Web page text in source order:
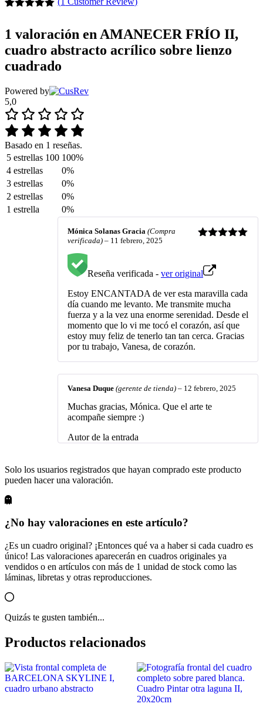
5 en base
valoración
de un
cliente
1 valoración en AMANECER FRÍO II,
cuadro abstracto acrílico sobre lienzo
cuadrado
Powered by
5,0
Basado en 1 reseñas.
5 estrellas 100 100%
4 estrellas
0%
3 estrellas
0%
2 estrellas
0%
1 estrella
0%
Mónica Solanas Gracia (Compra
verificada) – 11 febrero, 2025
Reseña verificada - ver original
Estoy ENCANTADA de ver esta maravilla cada
día cuando me levanto. Me transmite mucha
fuerza y a la vez una enorme serenidad. Desde el
momento que lo vi me tocó el corazón, así que
estoy muy feliz de tenerlo tan tan cerca. Gracias
por tu trabajo, Vanesa, de corazón.
Vanesa Duque (gerente de tienda) – 12 febrero, 2025
Muchas gracias, Mónica. Que el arte te
acompañe siempre :)
Autor de la entrada
Solo los usuarios registrados que hayan comprado este producto
pueden hacer una valoración.
¿No hay valoraciones en este artículo?
¿Es un cuadro original? ¡Entonces qué va a haber si cada cuadro es
único! Las valoraciones aparecerán en cuadros originales ya
vendidos o en artículos con más de 1 unidad de stock como las
láminas, libretas y otras reproducciones.
Quizás te gusten también...
Productos relacionados